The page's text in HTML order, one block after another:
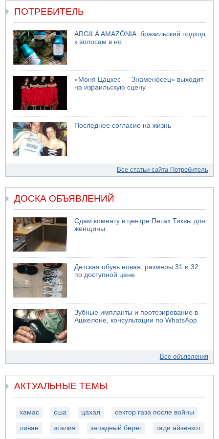
ПОТРЕБИТЕЛЬ
ARGILÁ AMAZÔNIA: бразильский подход
к волосам в но
«Моня Цацкес — Знаменосец» выходит
на израильскую сцену
Последнее согласие на жизнь
Все статьи сайта Потребитель
ДОСКА ОБЪЯВЛЕНИЙ
Сдам комнату в центре Петах Тиквы для
женщины
Детская обувь новая, размеры 31 и 32
по доступной цене
Зубные импланты и протезирование в
Ашкелоне, консультации по WhatsApp
Все объявления
АКТУАЛЬНЫЕ ТЕМЫ
хамас сша цахал сектор газа после войны
ливан италия западный берег гади айзенкот